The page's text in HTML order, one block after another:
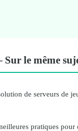
le même
de serveurs de
pratiques pour